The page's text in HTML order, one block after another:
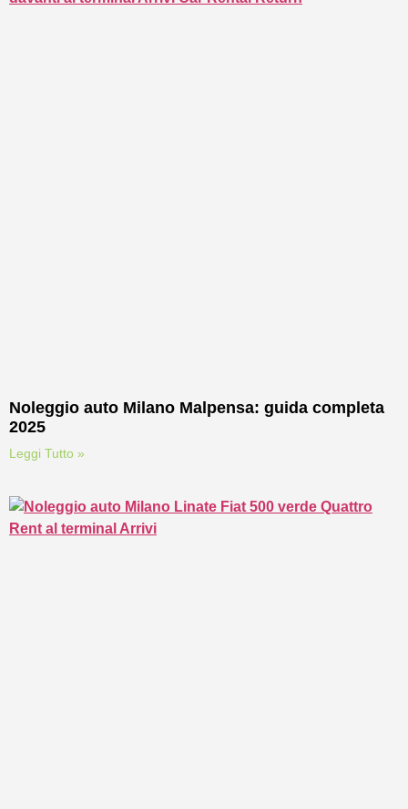
Noleggio auto Milano Malpensa: guida completa
2025
Leggi Tutto »